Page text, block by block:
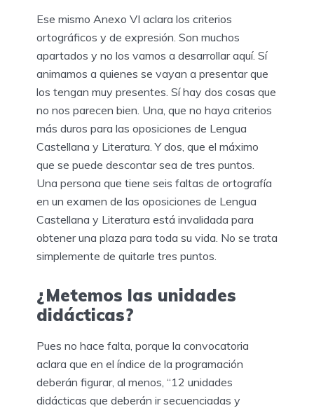
Ese mismo Anexo VI aclara los criterios
ortográficos y de expresión. Son muchos
apartados y no los vamos a desarrollar aquí. Sí
animamos a quienes se vayan a presentar que
los tengan muy presentes. Sí hay dos cosas que
no nos parecen bien. Una, que no haya criterios
más duros para las oposiciones de Lengua
Castellana y Literatura. Y dos, que el máximo
que se puede descontar sea de tres puntos.
Una persona que tiene seis faltas de ortografía
en un examen de las oposiciones de Lengua
Castellana y Literatura está invalidada para
obtener una plaza para toda su vida. No se trata
simplemente de quitarle tres puntos.
¿Metemos las unidades
didácticas?
Pues no hace falta, porque la convocatoria
aclara que en el índice de la programación
deberán figurar, al menos, “12 unidades
didácticas que deberán ir secuenciadas y